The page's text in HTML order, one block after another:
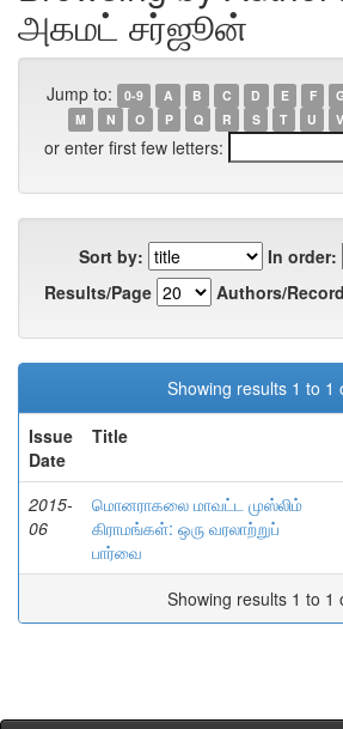
அகமட் சர்ஜூன்
Jump to: 0-9 A B C D E F
M
N O P Q R S T U V
or enter first few letters:
Sort by:
In order:
Results/Page
Authors/
Showing results 1 to 1
Issue
Date
Title
2015-
06
மொனராகலை மாவட்ட முஸ்லிம்
கிராமங்கள்: ஒரு வரலாற்றுப்
பார்வை
Showing results 1 to 1